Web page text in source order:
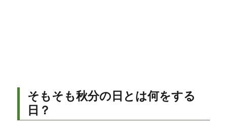
そもそも秋分の日とは何をする
日？